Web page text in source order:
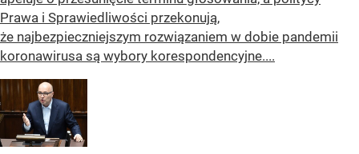
Prawa i Sprawiedliwości przekonują,
że najbezpieczniejszym rozwiązaniem w dobie pandemii
koronawirusa są wybory korespondencyjne....